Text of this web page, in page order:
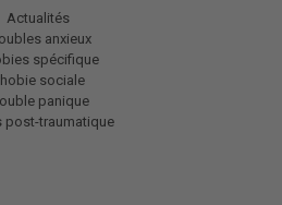
Actualités
anxieux
spécifique
sociale
panique
post-traumatique